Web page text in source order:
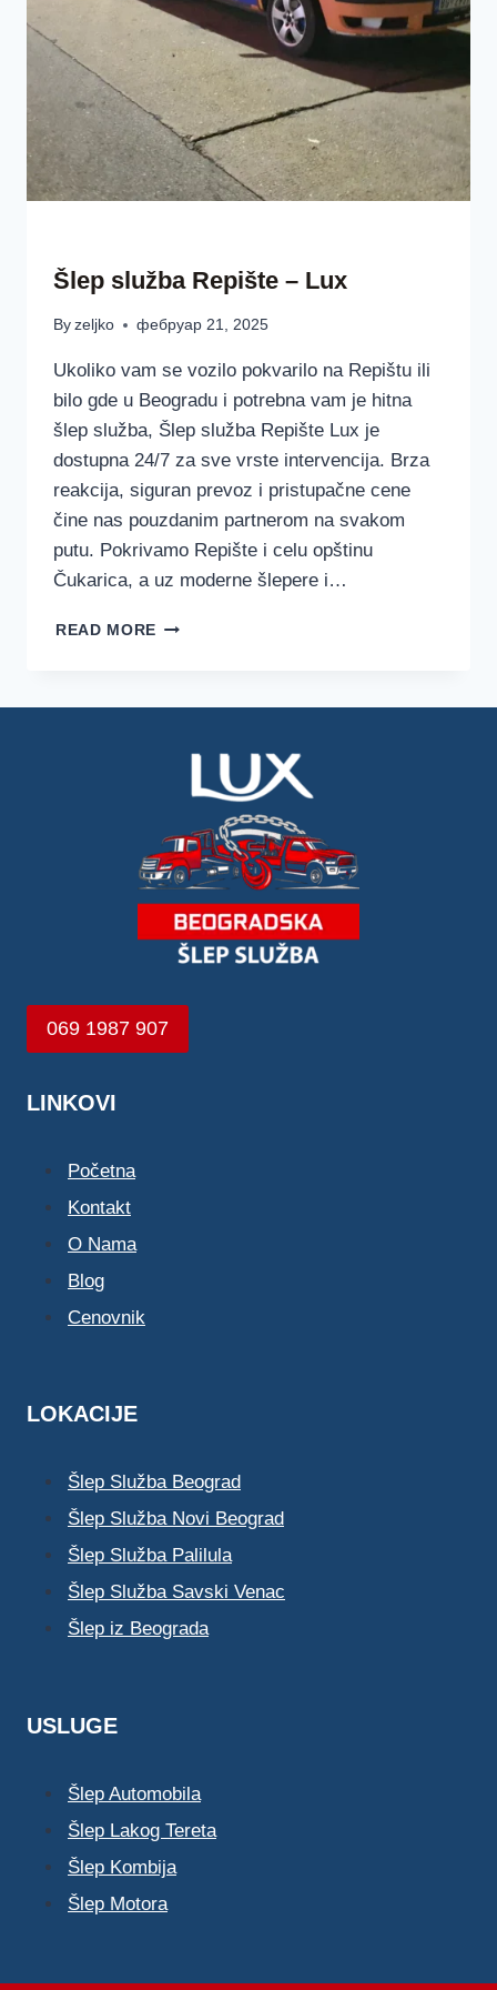
Šlep služba Repište – Lux
By zeljko фебруар 21, 2025
Ukoliko vam se vozilo pokvarilo na Repištu ili
bilo gde u Beogradu i potrebna vam je hitna
šlep služba, Šlep služba Repište Lux je
dostupna 24/7 za sve vrste intervencija. Brza
reakcija, siguran prevoz i pristupačne cene
čine nas pouzdanim partnerom na svakom
putu. Pokrivamo Repište i celu opštinu
Čukarica, a uz moderne šlepere i…
READ MORE ŠLEP
069 1987 907
LINKOVI
Početna
Kontakt
O Nama
Blog
Cenovnik
LOKACIJE
Šlep Služba Beograd
Šlep Služba Novi Beograd
Šlep Služba Palilula
Šlep Služba Savski Venac
Šlep iz Beograda
USLUGE
Šlep Automobila
Šlep Lakog Tereta
Šlep Kombija
Šlep Motora